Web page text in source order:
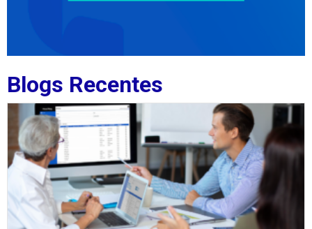
Blogs Recentes